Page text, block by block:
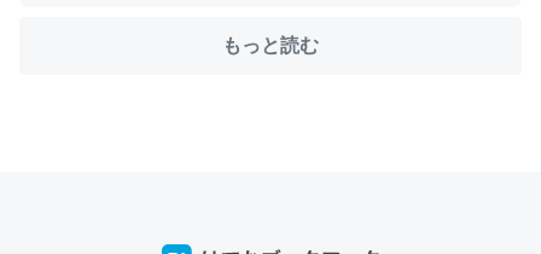
もっと読む